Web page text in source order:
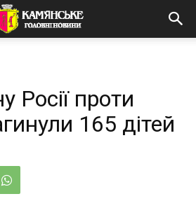
Росії проти
165 дітей